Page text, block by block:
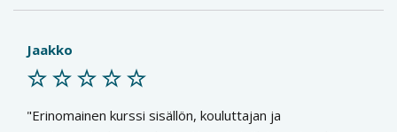
Jaakko
Erinomainen kurssi sisällön, kouluttajan ja